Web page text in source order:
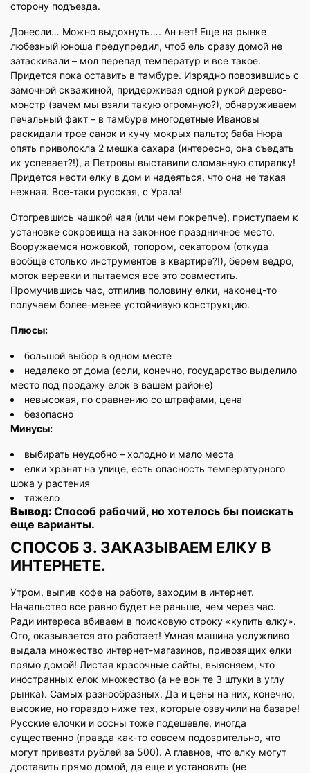
сторону подъезда.
Донесли… Можно выдохнуть…. Ан нет! Еще на рынке
любезный юноша предупредил, чтоб ель сразу домой не
затаскивали – мол перепад температур и все такое.
Придется пока оставить в тамбуре. Изрядно повозившись с
замочной скважиной, придерживая одной рукой дерево-
монстр (зачем мы взяли такую огромную?), обнаруживаем
печальный факт – в тамбуре многодетные Ивановы
раскидали трое санок и кучу мокрых пальто; баба Нюра
опять приволокла 2 мешка сахара (интересно, она съедать
их успевает?!), а Петровы выставили сломанную стиралку!
Придется нести елку в дом и надеяться, что она не такая
нежная. Все-таки русская, с Урала!
Отогревшись чашкой чая (или чем покрепче), приступаем к
установке сокровища на законное праздничное место.
Вооружаемся ножовкой, топором, секатором (откуда
вообще столько инструментов в квартире?!), берем ведро,
моток веревки и пытаемся все это совместить.
Промучившись час, отпилив половину елки, наконец-то
получаем более-менее устойчивую конструкцию.
Плюсы:
большой выбор в одном месте
недалеко от дома (если, конечно, государство выделило
место под продажу елок в вашем районе)
невысокая, по сравнению со штрафами, цена
безопасно
Минусы:
выбирать неудобно – холодно и мало места
елки хранят на улице, есть опасность температурного
шока у растения
тяжело
Вывод: Способ рабочий, но хотелось бы поискать
еще варианты.
СПОСОБ 3. ЗАКАЗЫВАЕМ ЕЛКУ В
ИНТЕРНЕТЕ.
Утром, выпив кофе на работе, заходим в интернет.
Начальство все равно будет не раньше, чем через час.
Ради интереса вбиваем в поисковую строку «купить елку».
Ого, оказывается это работает! Умная машина услужливо
выдала множество интернет-магазинов, привозящих елки
прямо домой! Листая красочные сайты, выясняем, что
иностранных елок множество (а не вон те 3 штуки в углу
рынка). Самых разнообразных. Да и цены на них, конечно,
высокие, но гораздо ниже тех, которые озвучили на базаре!
Русские елочки и сосны тоже подешевле, иногда
существенно (правда как-то совсем подозрительно, что
могут привезти рублей за 500). А главное, что елку могут
доставить прямо домой, да еще и установить (не